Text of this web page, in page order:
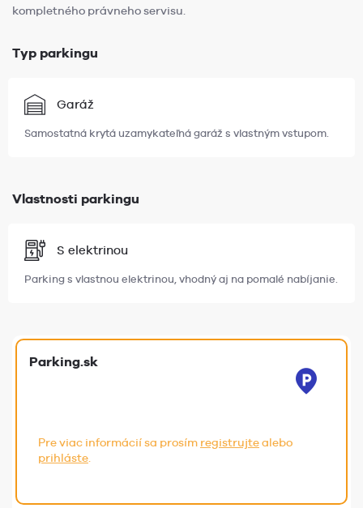
kompletného právneho servisu.
Typ parkingu
Garáž
Samostatná krytá uzamykateľná garáž s vlastným vstupom.
Vlastnosti parkingu
S elektrinou
Parking s vlastnou elektrinou, vhodný aj na pomalé nabíjanie.
Parking.sk
Pre viac informácií sa prosím registrujtealebo
prihláste